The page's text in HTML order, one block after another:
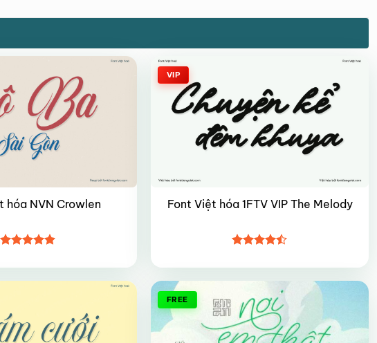
hóa NVN Crowlen
hạng4.85
VIP
Font Việt hóa 1FTV VIP The Melody
hạng4.45
FREE